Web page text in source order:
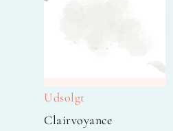
Udsolgt
Clairvoyance